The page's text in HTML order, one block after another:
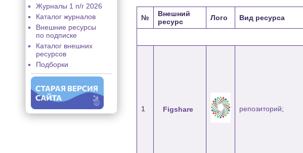
Журналы 1 п/г 2026
Каталог журналов
Внешние ресурсы
по подписке
Каталог внешних
ресурсов
Подборки
№
Внешний
ресурс
Лого Вид ресурса
1 Figshare репозиторий;